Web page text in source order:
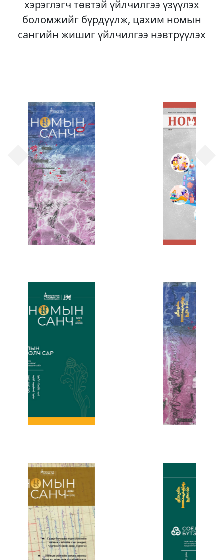
хэрэглэгч төвтэй үйлчилгээ үзүүлэх
боломжийг бүрдүүлж, цахим номын
сангийн жишиг үйлчилгээ нэвтрүүлэх